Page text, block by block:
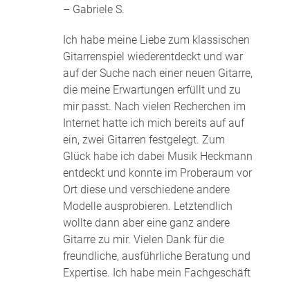
– Gabriele S.
Ich habe meine Liebe zum klassischen
Gitarrenspiel wiederentdeckt und war
auf der Suche nach einer neuen Gitarre,
die meine Erwartungen erfüllt und zu
mir passt. Nach vielen Recherchen im
Internet hatte ich mich bereits auf auf
ein, zwei Gitarren festgelegt. Zum
Glück habe ich dabei Musik Heckmann
entdeckt und konnte im Proberaum vor
Ort diese und verschiedene andere
Modelle ausprobieren. Letztendlich
wollte dann aber eine ganz andere
Gitarre zu mir. Vielen Dank für die
freundliche, ausführliche Beratung und
Expertise. Ich habe mein Fachgeschäft